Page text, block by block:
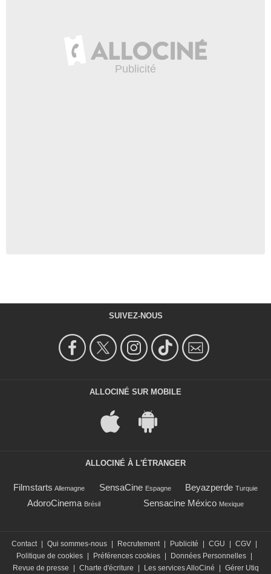
SUIVEZ-NOUS
ALLOCINÉ SUR MOBILE
ALLOCINÉ À L'ÉTRANGER
Filmstarts Allemagne SensaCine Espagne Beyazperde Turquie
AdoroCinema Brésil Sensacine México Mexique
Contact Qui sommes-nous Recrutement Publicité CGU CGV
Politique de cookies
Préférences cookies Données Personnelles
Revue de presse
Charte d'écriture Les services AlloCiné Gérer Utiq